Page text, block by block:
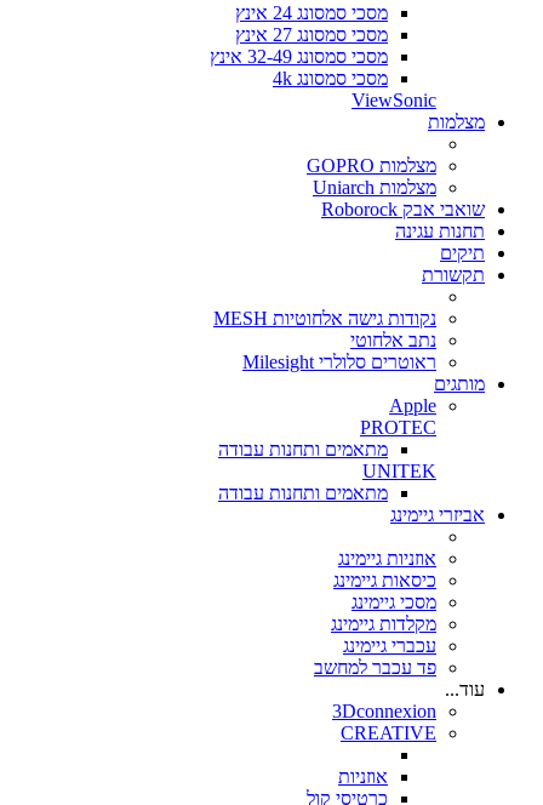
מסכי סמסונג 24 אינץ
מסכי סמסונג 27 אינץ
מסכי סמסונג 32-49 אינץ
מסכי סמסונג 4k
ViewSonic
מצלמות
מצלמות GOPRO
מצלמות Uniarch
שואבי אבק Roborock
תחנות עגינה
תיקים
תקשורת
נקודות גישה אלחוטיות MESH
נתב אלחוטי
ראוטרים סלולרי Milesight
מותגים
Apple
PROTEC
מתאמים ותחנות עבודה
UNITEK
מתאמים ותחנות עבודה
אביזרי גיימינג
אוזניות גיימינג
כיסאות גיימינג
מסכי גיימינג
מקלדות גיימינג
עכברי גיימינג
פד עכבר למחשב
עוד...
3Dconnexion
CREATIVE
אוזניות
כרטיסי קול